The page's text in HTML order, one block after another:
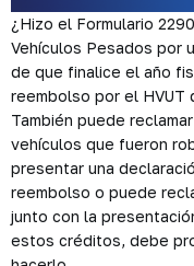
¿Hizo el Formulario
Vehículos Pesados por
de que finalice el año
reembolso por el HVUT
También puede
vehículos que fueron
presentar una
reembolso o puede
junto con la
estos créditos, debe